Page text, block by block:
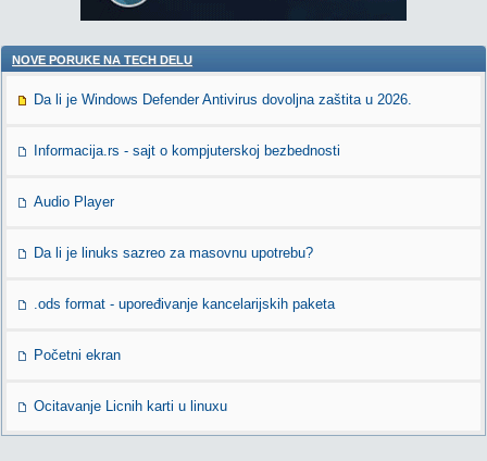
NOVE PORUKE NA TECH DELU
Da li je Windows Defender Antivirus dovoljna zaštita u 2026.
Informacija.rs - sajt o kompjuterskoj bezbednosti
Audio Player
Da li je linuks sazreo za masovnu upotrebu?
.ods format - upoređivanje kancelarijskih paketa
Početni ekran
Ocitavanje Licnih karti u linuxu